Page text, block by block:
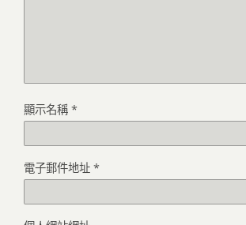
顯示名稱 *
電子郵件地址 *